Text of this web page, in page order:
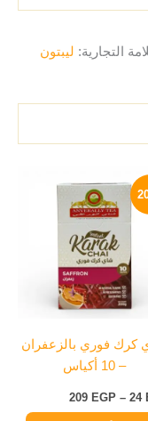
التجارية: ليبتون
كرك فوري بالزعفران
– 10 أكياس
24
–
209 EGP
السعر:
من
⁦209 EGP⁩